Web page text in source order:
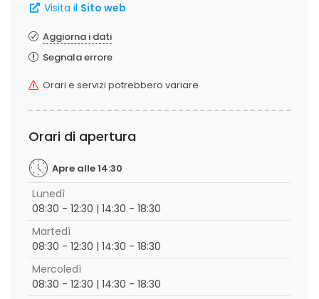
Visita il Sito web
Aggiorna i dati
Segnala errore
Orari e servizi potrebbero variare
Orari di apertura
Apre alle 14:30
Lunedì
08:30 - 12:30 | 14:30 - 18:30
Martedì
08:30 - 12:30 | 14:30 - 18:30
Mercoledì
08:30 - 12:30 | 14:30 - 18:30